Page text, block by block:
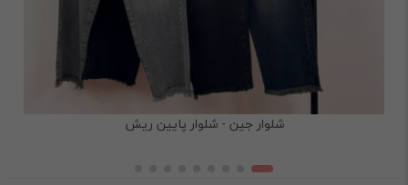
شلوار جین - شلوار پایین ریش